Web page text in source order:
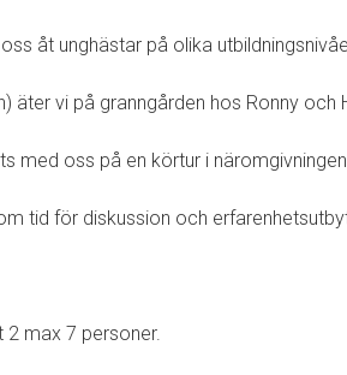
åt unghästar på olika
äter vi på granngården hos Ronny
med oss på en körtur i
tid för diskussion och
2 max 7 personer.